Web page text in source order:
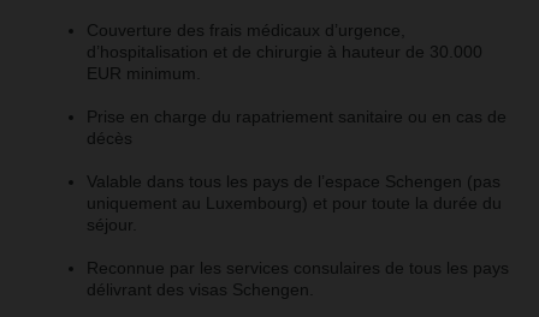
Couverture des frais médicaux d’urgence,
d’hospitalisation et de chirurgie à hauteur de 30.000
EUR minimum.
Prise en charge du rapatriement sanitaire ou en cas de
décès
Valable dans tous les pays de l’espace Schengen (pas
uniquement au Luxembourg) et pour toute la durée du
séjour.
Reconnue par les services consulaires de tous les pays
délivrant des visas Schengen.